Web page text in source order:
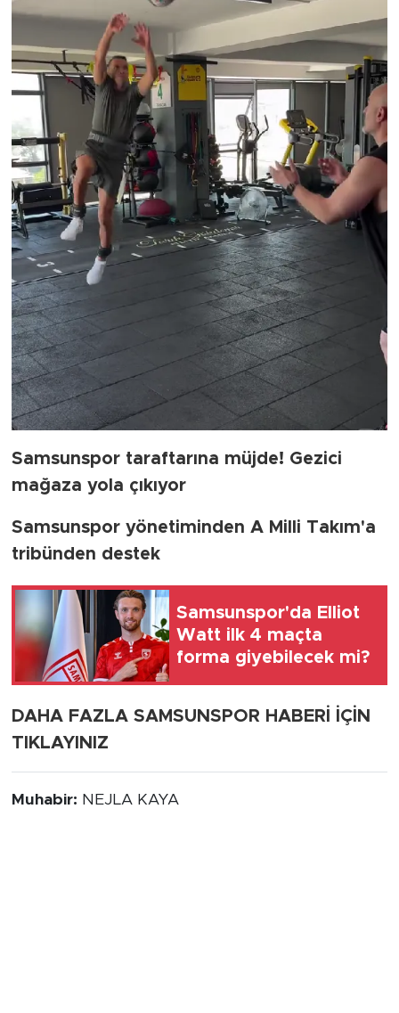
Samsunspor taraftarına müjde! Gezici
mağaza yola çıkıyor
Samsunspor yönetiminden A Milli Takım'a
tribünden destek
Samsunspor'da Elliot
Watt ilk 4 maçta
forma giyebilecek mi?
DAHA FAZLA SAMSUNSPOR HABERİ İÇİN
TIKLAYINIZ
Muhabir: NEJLA KAYA